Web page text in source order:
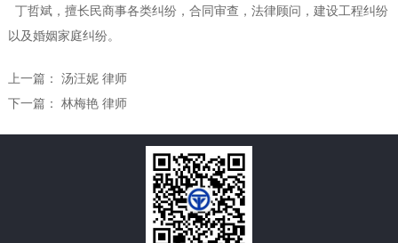
丁哲斌，擅长民商事各类纠纷，合同审查，法律顾问，建设工程纠纷
以及婚姻家庭纠纷。
上一篇： 汤汪妮 律师
下一篇： 林梅艳 律师